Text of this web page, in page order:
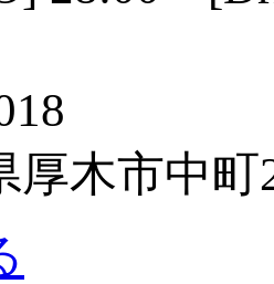
厚木市中町